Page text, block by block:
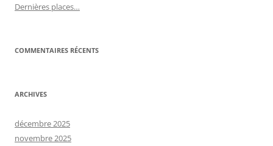
Dernières places…
COMMENTAIRES RÉCENTS
ARCHIVES
décembre 2025
novembre 2025